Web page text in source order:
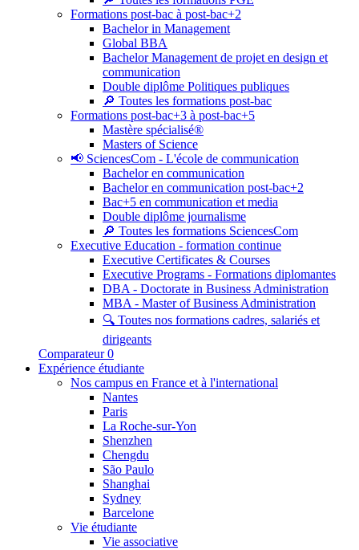
Formations post-bac à post-bac+2
Bachelor in Management
Global BBA
Bachelor Management de projet en design et
communication
Double diplôme Politiques publiques
🔎 Toutes les formations post-bac
Formations post-bac+3 à post-bac+5
Mastère spécialisé®
Masters of Science
📢 SciencesCom - L'école de communication
Bachelor en communication
Bachelor en communication post-bac+2
Bac+5 en communication et media
Double diplôme journalisme
🔎 Toutes les formations SciencesCom
Executive Education - formation continue
Executive Certificates & Courses
Executive Programs - Formations diplomantes
DBA - Doctorate in Business Administration
MBA - Master of Business Administration
🔍 Toutes nos formations cadres, salariés et
dirigeants
Comparateur 0
Expérience étudiante
Nos campus en France et à l'international
Nantes
Paris
La Roche-sur-Yon
Shenzhen
Chengdu
São Paulo
Shanghai
Sydney
Barcelone
Vie étudiante
Vie associative